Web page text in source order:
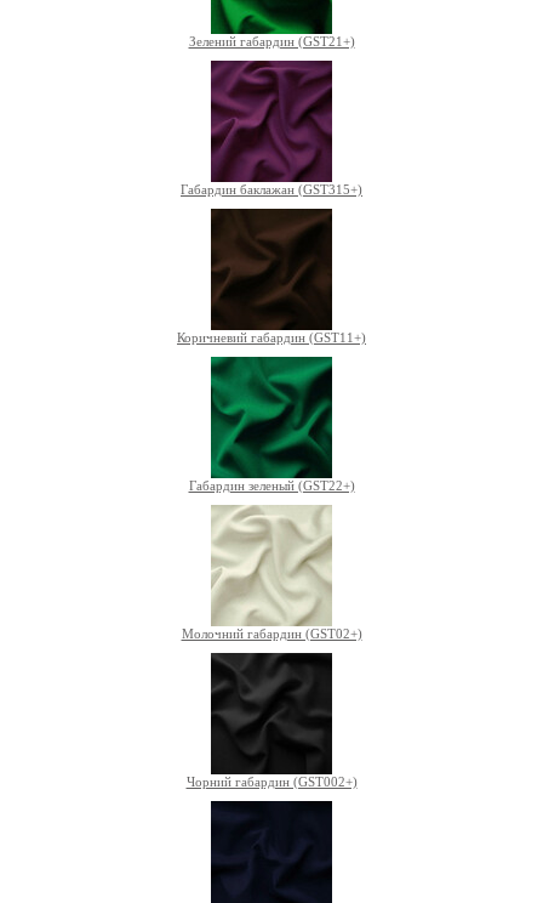
Зелений габардин (GST21+)
Габардин баклажан (GST315+)
Коричневий габардин (GST11+)
Габардин зеленый (GST22+)
Молочний габардин (GST02+)
Чорний габардин (GST002+)